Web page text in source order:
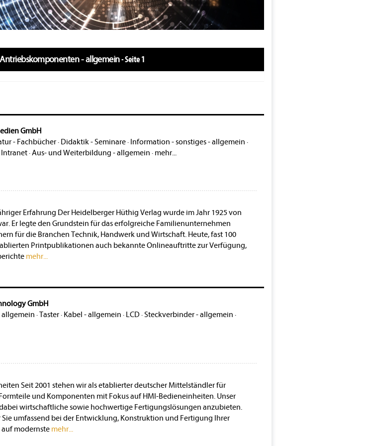
Antriebskomponenten - allgemein-Seite 1
GmbH
- Fachbücher· Didaktik - Seminare· Information - sonstiges - allgemein ·
·Aus- und Weiterbildung - allgemein · mehr...
Erfahrung Der Heidelberger Hüthig Verlag wurde im Jahr 1925 von
Er legte den Grundstein für das erfolgreiche Familienunternehmen
für die Branchen Technik, Handwerk und Wirtschaft. Heute, fast 100
Printpublikationen auch bekannte Onlineauftritte zur Verfügung,
mehr...
GmbH
allgemein ·Taster· Kabel - allgemein · LCD ·Steckverbinder - allgemein ·
Seit 2001 stehen wir als etablierter deutscher Mittelständler für
und Komponenten mit Fokus auf HMI-Bedieneinheiten. Unser
wirtschaftliche sowie hochwertige Fertigungslösungen anzubieten.
umfassend bei der Entwicklung, Konstruktion und Fertigung Ihrer
modernste mehr...